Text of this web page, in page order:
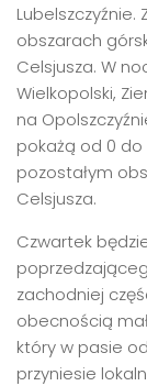
obszarach
Celsjusza. W
Wielkopolski,
na
pokażą od 0 do
pozostałym
Celsjusza.
Czwartek
zachodniej
obecnością
który w pasie
przyniesie